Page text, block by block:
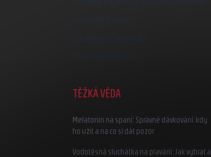
Kreativní Česko
TĚŽKÁ VĚDA
Melatonin na spaní: Správné dávkování, kdy
ho užít a na co si dát pozor
Vodotěsná sluchátka na plavání: Jak vybrat a